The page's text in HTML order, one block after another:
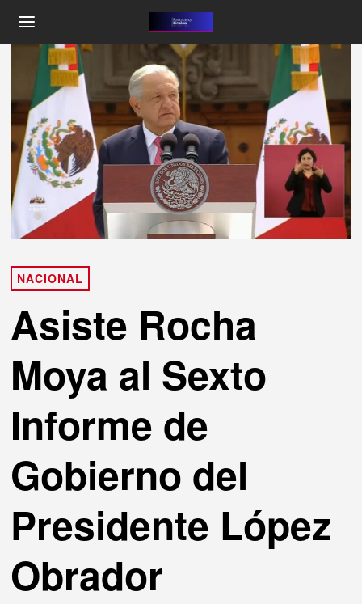
NACIONAL
Asiste Rocha
Moya al Sexto
Informe de
Gobierno del
Presidente López
Obrador